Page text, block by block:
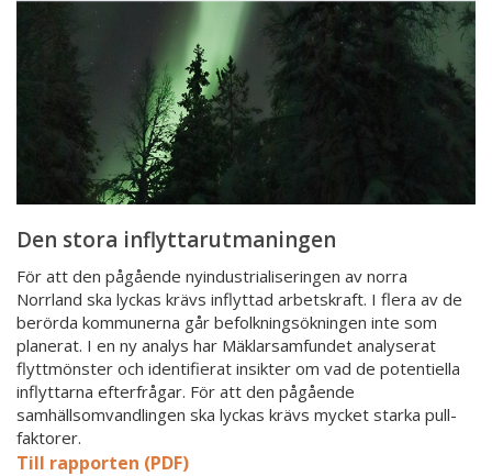
Den stora inflyttarutmaningen
För att den pågående nyindustrialiseringen av norra
Norrland ska lyckas krävs inflyttad arbetskraft. I flera av de
berörda kommunerna går befolkningsökningen inte som
planerat. I en ny analys har Mäklarsamfundet analyserat
flyttmönster och identifierat insikter om vad de potentiella
inflyttarna efterfrågar. För att den pågående
samhällsomvandlingen ska lyckas krävs mycket starka pull-
faktorer.
Till rapporten (PDF)